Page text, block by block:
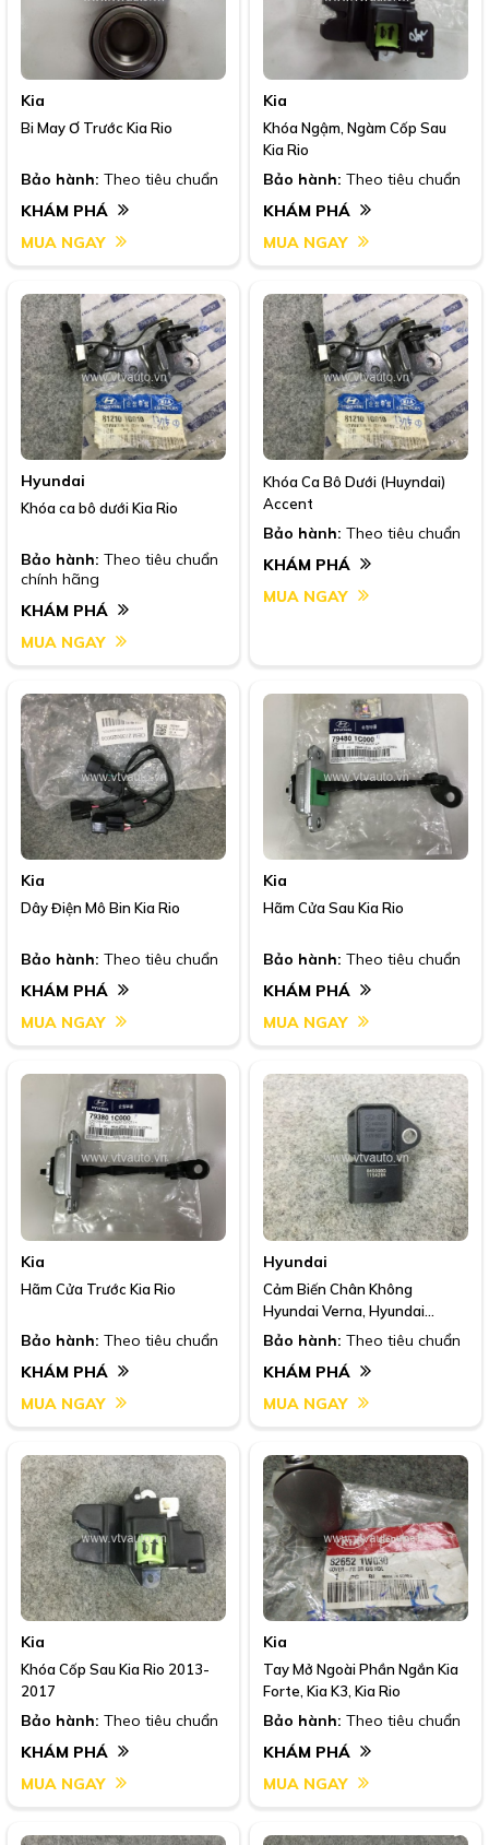
Kia
Bi May Ơ Trước Kia Rio
Bảo hành: Theo tiêu chuẩn
KHÁM PHÁ
MUA NGAY
Kia
Khóa Ngậm, Ngàm Cốp Sau
Kia Rio
Bảo hành: Theo tiêu chuẩn
KHÁM PHÁ
MUA NGAY
Hyundai
Khóa ca bô dưới Kia Rio
Bảo hành: Theo tiêu chuẩn
chính hãng
KHÁM PHÁ
MUA NGAY
Khóa Ca Bô Dưới (Huyndai)
Accent
Bảo hành: Theo tiêu chuẩn
KHÁM PHÁ
MUA NGAY
Kia
Dây Điện Mô Bin Kia Rio
Bảo hành: Theo tiêu chuẩn
KHÁM PHÁ
MUA NGAY
Kia
Hãm Cửa Sau Kia Rio
Bảo hành: Theo tiêu chuẩn
KHÁM PHÁ
MUA NGAY
Kia
Hãm Cửa Trước Kia Rio
Bảo hành: Theo tiêu chuẩn
KHÁM PHÁ
MUA NGAY
Hyundai
Cảm Biến Chân Không
Hyundai Verna, Hyundai
Accent, Kia Rio, 2008-2011
Bảo hành: Theo tiêu chuẩn
KHÁM PHÁ
MUA NGAY
Kia
Khóa Cốp Sau Kia Rio 2013-
2017
Bảo hành: Theo tiêu chuẩn
KHÁM PHÁ
MUA NGAY
Kia
Tay Mở Ngoài Phần Ngắn Kia
Forte, Kia K3, Kia Rio
Bảo hành: Theo tiêu chuẩn
KHÁM PHÁ
MUA NGAY